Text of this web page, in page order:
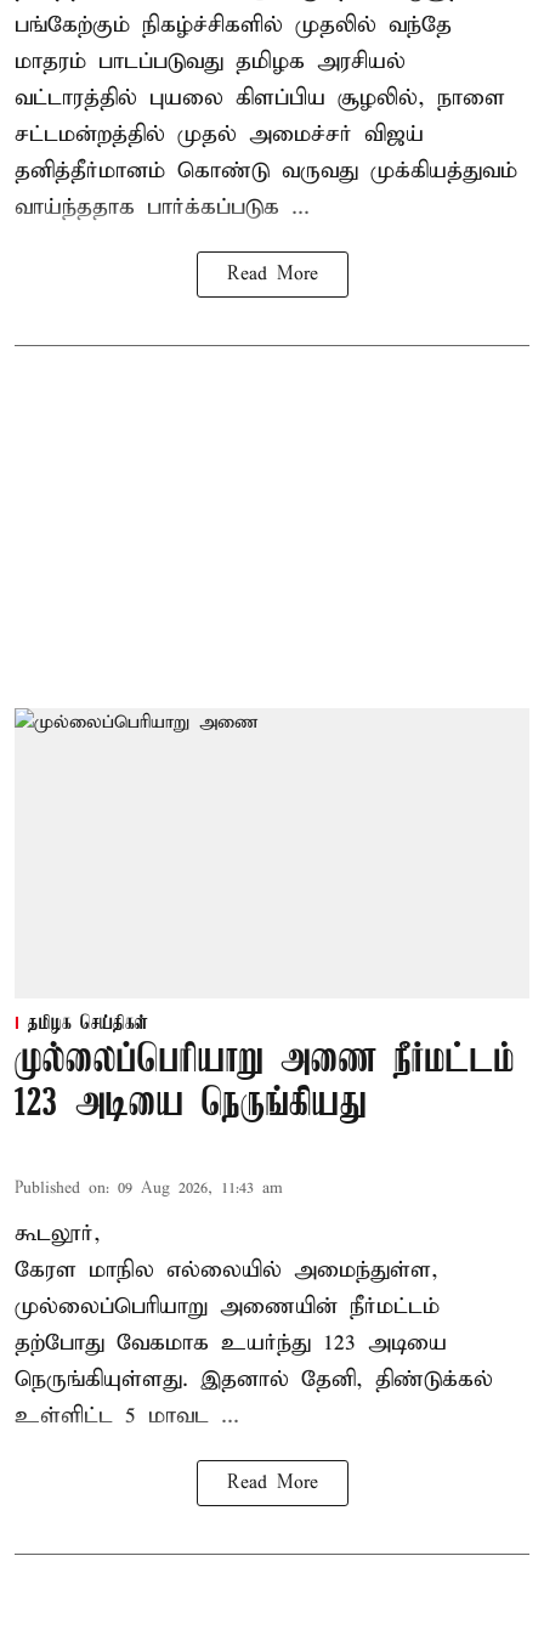
பங்கேற்கும் நிகழ்ச்சிகளில் முதலில் வந்தே
மாதரம் பாடப்படுவது தமிழக அரசியல்
வட்டாரத்தில் புயலை கிளப்பிய சூழலில், நாளை
சட்டமன்றத்தில் முதல் அமைச்சர் விஜய்
தனித்தீர்மானம் கொண்டு வருவது முக்கியத்துவம்
வாய்ந்ததாக பார்க்கப்படுக ...
Read More
தமிழக செய்திகள்
முல்லைப்பெரியாறு அணை நீர்மட்டம்
123 அடியை நெருங்கியது
Published on: 09 Aug 2026, 11:43 am
கூடலூர்,
கேரள மாநில எல்லையில் அமைந்துள்ள,
முல்லைப்பெரியாறு அணையின் நீர்மட்டம்
தற்போது வேகமாக உயர்ந்து 123 அடியை
நெருங்கியுள்ளது. இதனால் தேனி, திண்டுக்கல்
உள்ளிட்ட 5 மாவட ...
Read More